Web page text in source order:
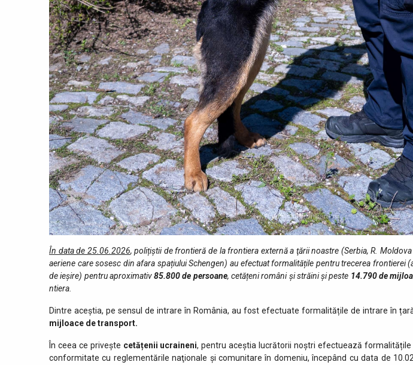
În data de 25.06.2026, polițiștii de frontieră de la frontiera externă a ţării noastre (Serbia, R.
aeriene care sosesc din afara spațiului Schengen) au efectuat formalitățile pentru trecerea frontierei
de ieşire) pentru aproximativ85.800de persoane, cetățeni români și străini şi peste 14.790de
ntiera.
Dintre aceștia, pe sensul de intrare în România, au fost efectuate formalitățile de intrare în
mijloace de transport.
În ceea ce privește cetățenii ucraineni, pentru aceștia lucrătorii noștri efectuează
conformitate cu reglementările naţionale şi comunitare în domeniu, începând cu data de